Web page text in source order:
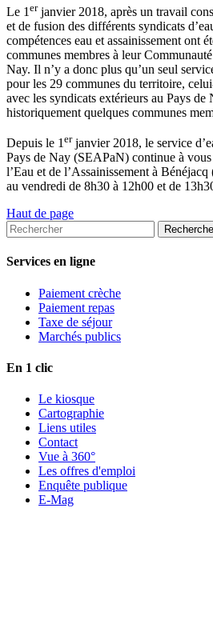
Le 1 erjanvier 2018, après un travail
et de fusion des différents syndicats
compétences eau et assainissement ont
communes membres à leur
Nay. Il n’y a donc plus qu’un seul
pour les 29 communes du territoire,
avec les syndicats extérieurs au Pays de
historiquement quelques communes
Depuis le 1 erjanvier 2018, le service
Pays de Nay (SEAPaN) continue à
l’Eau et de l’Assainissement à
au vendredi de 8h30 à 12h00 et de
Haut de page
Services en ligne
Paiement crèche
Paiement repas
Taxe de séjour
Marchés publics
En 1 clic
Le kiosque
Cartographie
Liens utiles
Contact
Vue à 360°
Les offres d'emploi
Enquête publique
E-Mag